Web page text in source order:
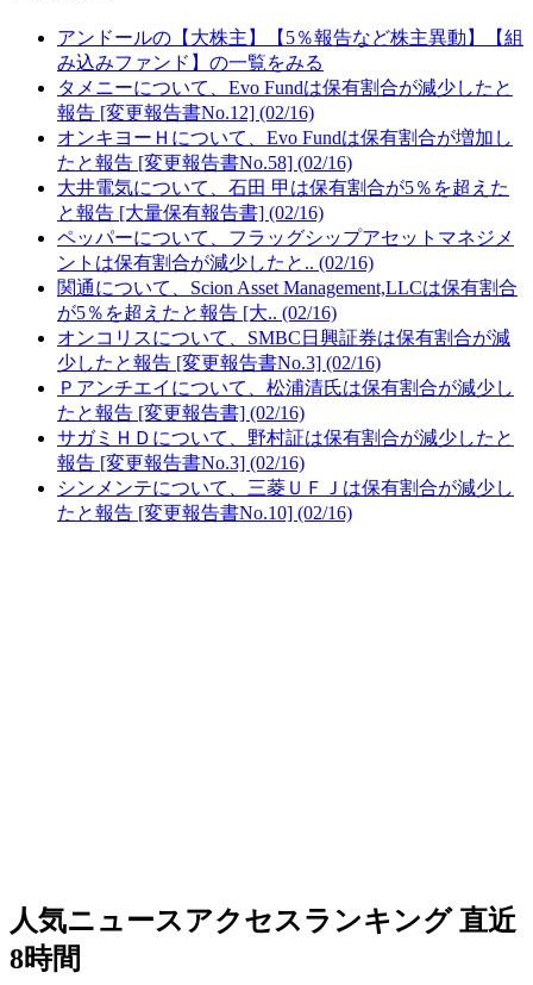
アンドールの【大株主】【5％報告など株主異動】【組
み込みファンド】の一覧をみる
タメニーについて、Evo Fundは保有割合が減少したと
報告 [変更報告書No.12] (02/16)
オンキヨーＨについて、Evo Fundは保有割合が増加し
たと報告 [変更報告書No.58] (02/16)
大井電気について、石田 甲は保有割合が5％を超えた
と報告 [大量保有報告書] (02/16)
ペッパーについて、フラッグシップアセットマネジメ
ントは保有割合が減少したと.. (02/16)
関通について、Scion Asset Management,LLCは保有割合
が5％を超えたと報告 [大.. (02/16)
オンコリスについて、SMBC日興証券は保有割合が減
少したと報告 [変更報告書No.3] (02/16)
Ｐアンチエイについて、松浦清氏は保有割合が減少し
たと報告 [変更報告書] (02/16)
サガミＨＤについて、野村証は保有割合が減少したと
報告 [変更報告書No.3] (02/16)
シンメンテについて、三菱ＵＦＪは保有割合が減少し
たと報告 [変更報告書No.10] (02/16)
人気ニュースアクセスランキング 直近
8時間